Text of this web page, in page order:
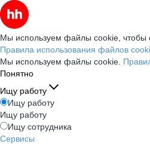
Мы используем файлы cookie, чтобы
Правила использования файлов
Мы используем файлы cookie.
Понятно
Ищу работу
Ищу работу
Ищу работу
Ищу сотрудника
Сервисы